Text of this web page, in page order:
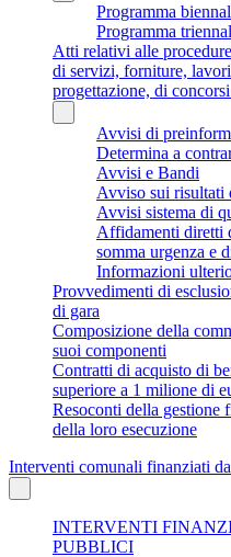
Programma
Programma
Atti relativi alle
di servizi, forniture,
progettazione, di
Avvisi di
Determina a
Avvisi e Bandi
Avviso sui risultati
Avvisi sistema di
Affidamenti diretti
somma urgenza e
Informazioni
Provvedimenti di
di gara
Composizione della
suoi componenti
Contratti di acquisto di
superiore a 1 milione di
Resoconti della gestione
della loro esecuzione
Interventi comunali finanziati
INTERVENTI
PUBBLICI